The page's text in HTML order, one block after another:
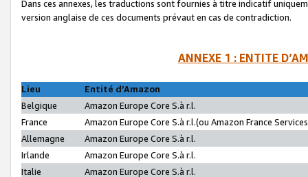
Dans ces annexes, les traductions sont fournies à titre indicatif
version anglaise de ces documents prévaut en cas de contradiction.
ANNEXE 1 : ENTITE
Lieu
Entité d’Amazon
Belgique
Amazon Europe Core S.à r.l.
France
Amazon Europe Core S.à r.l.(ou Amazon France
Allemagne
Amazon Europe Core S.à r.l.
Irlande
Amazon Europe Core S.à r.l.
Italie
Amazon Europe Core S.à r.l.